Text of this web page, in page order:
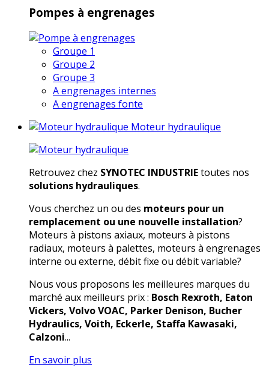
Pompes à engrenages
Groupe 1
Groupe 2
Groupe 3
A engrenages internes
A engrenages fonte
Moteur hydraulique
Retrouvez chez SYNOTEC INDUSTRIEtoutes nos
solutions hydrauliques.
Vous cherchez un ou des moteurs pour un
remplacement ou une nouvelle installation?
Moteurs à pistons axiaux, moteurs à pistons
radiaux, moteurs à palettes, moteurs à engrenages
interne ou externe, débit fixe ou débit variable?
Nous vous proposons les meilleures marques du
marché aux meilleurs prix : Bosch Rexroth, Eaton
Vickers, Volvo VOAC, Parker Denison, Bucher
Hydraulics, Voith, Eckerle, Staffa Kawasaki,
Calzoni...
En savoir plus